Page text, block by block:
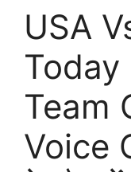
USA
Today
Team
Voice